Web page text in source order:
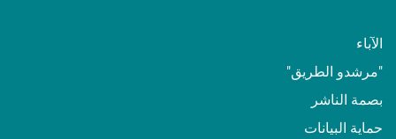
الآباء
"مرشدو الطريق"
بصمة الناشر
حماية البيانات